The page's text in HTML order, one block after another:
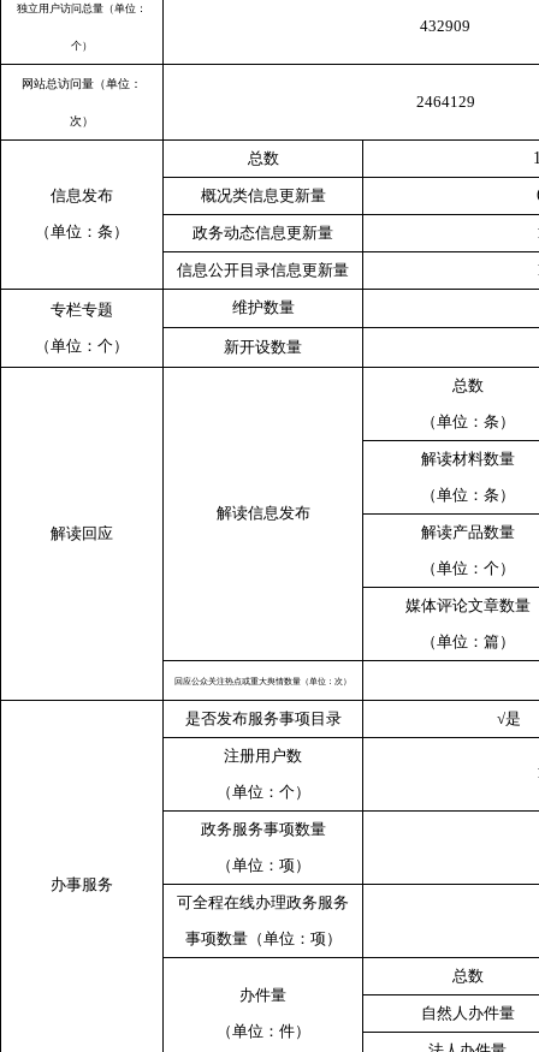
独立用户访问总量（单位：
个）
432909
网站总访问量（单位：
次）
2464129
信息发布
（单位：条）
总数
概况类信息更新量
政务动态信息更新量
信息公开目录信息更新量
专栏专题
（单位：个）
维护数量
新开设数量
解读回应
解读信息发布
总数
（单位：条）
解读材料数量
（单位：条）
解读产品数量
（单位：个）
媒体评论文章数量
（单位：篇）
回应公众关注热点或重大舆情数量（单位：次）
办事服务
是否发布服务事项目录 √
注册用户数
（单位：个）
政务服务事项数量
（单位：项）
可全程在线办理政务服务
事项数量（单位：项）
办件量
（单位：件）
总数
自然人办件量